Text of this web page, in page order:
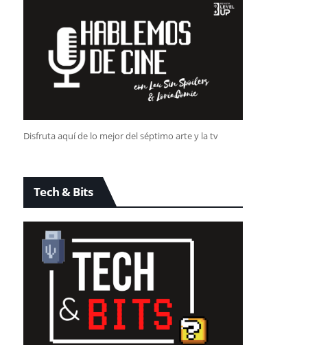
Disfruta aquí de lo mejor del séptimo arte y la tv
Tech & Bits